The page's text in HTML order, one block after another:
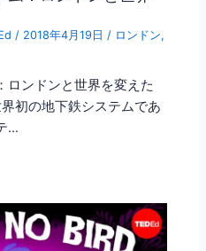
/ 2018年4月19日 / ロンドン,
ロンドンと世界を変えた
初の地下鉄システムであ
…